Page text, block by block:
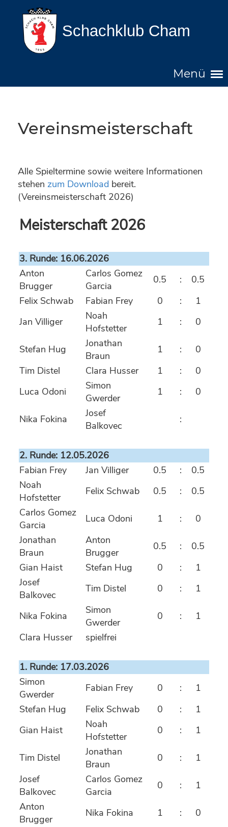
Schachklub Cham
Menü
Vereinsmeisterschaft
Alle Spieltermine sowie weitere Informationen
stehen zum Download bereit.
(Vereinsmeisterschaft 2026)
Meisterschaft 2026
3. Runde: 16.06.2026
Anton
Brugger
Carlos Gomez
Garcia
0.5 :
0.5
Felix Schwab
Fabian Frey 0 :
1
Jan Villiger
Noah
Hofstetter
1 : 0
Stefan Hug
Jonathan
Braun
1 :
0
Tim Distel
Clara Husser 1 :
0
Luca Odoni
Simon
Gwerder
1 : 0
Nika Fokina
Josef
Balkovec
:
2. Runde: 12.05.2026
Fabian Frey
Jan Villiger 0.5 :
0.5
Noah
Hofstetter
Felix Schwab 0.5 :
0.5
Carlos Gomez
Garcia
Luca Odoni 1 :
0
Jonathan
Braun
Anton
Brugger
0.5 :
0.5
Gian Haist
Stefan Hug 0 :
1
Josef
Balkovec
Tim Distel 0 : 1
Nika Fokina
Simon
Gwerder
0 :
1
Clara Husser
spielfrei
1. Runde: 17.03.2026
Simon
Gwerder
Fabian Frey 0 :
1
Stefan Hug
Felix Schwab 0 :
1
Gian Haist
Noah
Hofstetter
0 : 1
Tim Distel
Jonathan
Braun
0 :
1
Josef
Balkovec
Carlos Gomez
Garcia
0 :
1
Anton
Brugger
Nika Fokina 1 :
0